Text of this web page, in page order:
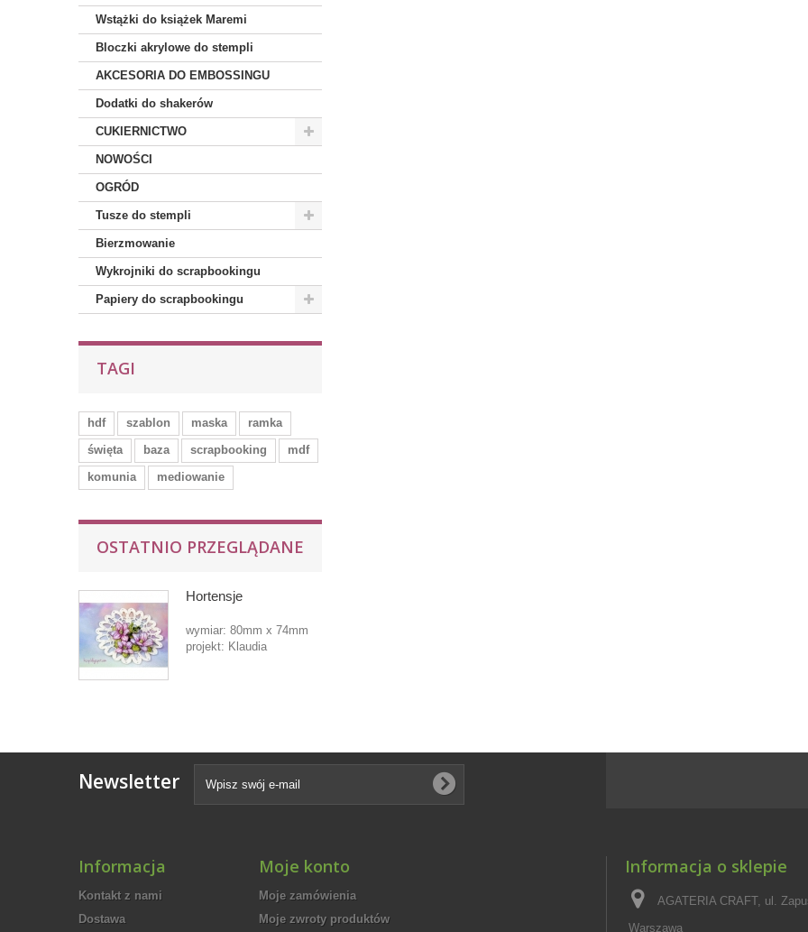
Wstążki do książek Maremi
Bloczki akrylowe do stempli
AKCESORIA DO EMBOSSINGU
Dodatki do shakerów
CUKIERNICTWO
NOWOŚCI
OGRÓD
Tusze do stempli
Bierzmowanie
Wykrojniki do scrapbookingu
Papiery do scrapbookingu
TAGI
hdf szablon maska
ramka
święta
baza scrapbooking
mdf
komunia
mediowanie
OSTATNIO PRZEGLĄDANE
Hortensje
wymiar: 80mm x 74mm
projekt: Klaudia
Newsletter
Informacja
Kontakt z nami
Dostawa
Moje konto
Moje zamówienia
Moje zwroty produktów
Informacja o sklepie
AGATERIA CRAFT, ul.
Warszawa